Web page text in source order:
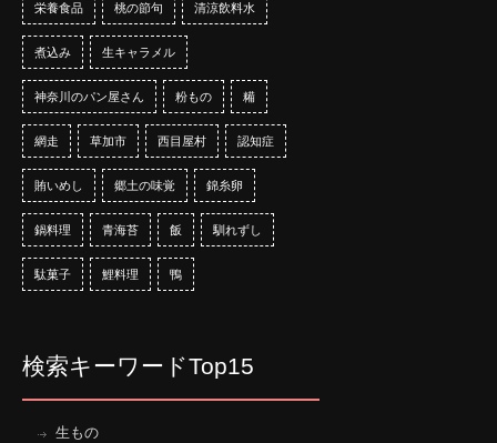
栄養食品 桃の節句 清涼飲料水
煮込み 生キャラメル
神奈川のパン屋さん 粉もの 糒
網走 草加市 西目屋村 認知症
賄いめし 郷土の味覚 錦糸卵
鍋料理 青海苔 飯 馴れずし
駄菓子 鯉料理 鴨
検索キーワードTop15
生もの